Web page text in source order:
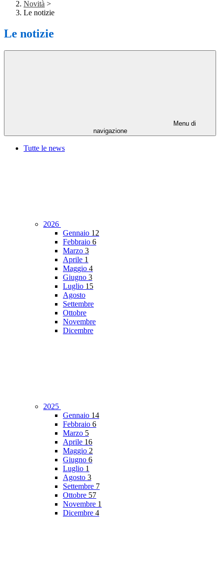
Novità >
Le notizie
Le notizie
Menu di
navigazione
Tutte le news
2026
Gennaio 12
Febbraio 6
Marzo 3
Aprile 1
Maggio 4
Giugno 3
Luglio 15
Agosto
Settembre
Ottobre
Novembre
Dicembre
2025
Gennaio 14
Febbraio 6
Marzo 5
Aprile 16
Maggio 2
Giugno 6
Luglio 1
Agosto 3
Settembre 7
Ottobre 57
Novembre 1
Dicembre 4